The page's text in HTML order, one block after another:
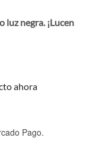
luz negra. ¡Lucen
ahora
Pago.